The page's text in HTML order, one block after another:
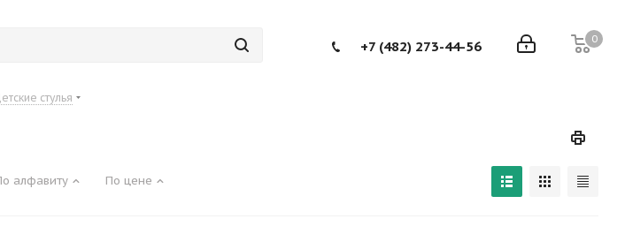
0
+7 (482) 273-44-56
стулья
алфавиту По цене